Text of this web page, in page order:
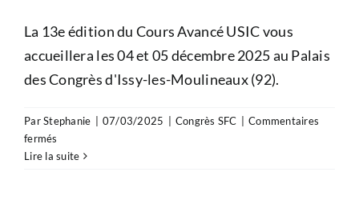
La 13e édition du Cours Avancé USIC vous
accueillera les 04 et 05 décembre 2025 au Palais
des Congrès d'Issy-les-Moulineaux (92).
ParStephanie 07/03/2025 Congrès SFC
Commentaires
fermés
Cours
Lire la suite